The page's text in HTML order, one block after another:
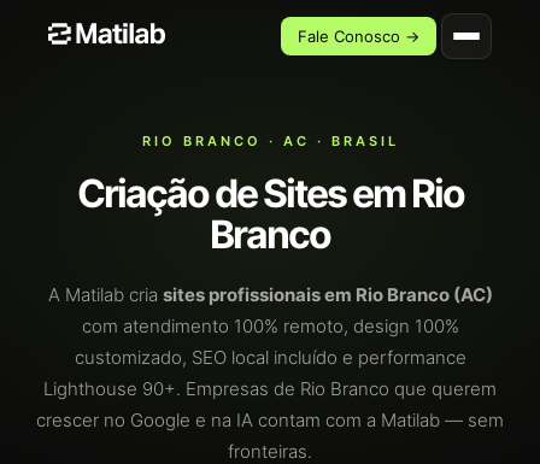
Fale Conosco →
RIO BRANCO · AC · BRASIL
Criação de Sites em Rio
Branco
A Matilab cria sites profissionais em Rio Branco (AC)
com atendimento 100% remoto, design 100%
customizado, SEO local incluído e performance
Lighthouse 90+. Empresas de Rio Branco que querem
crescer no Google e na IA contam com a Matilab — sem
fronteiras.